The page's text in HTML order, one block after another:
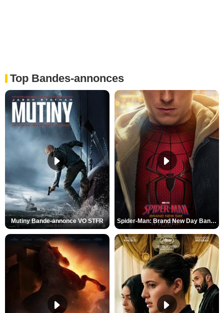
Top Bandes-annonces
Mutiny Bande-annonce VO STFR Spider-Man: Brand New Day Bande-annonce VO STFR